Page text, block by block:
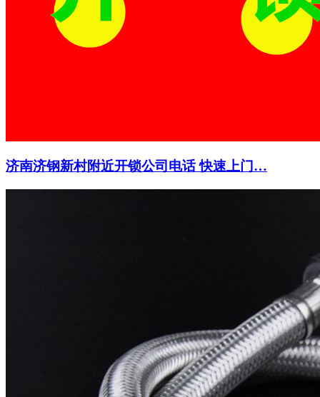
济南济钢新村附近开锁公司电话 快速上门…